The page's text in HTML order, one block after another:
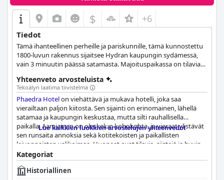
$ +6
Tiedot
Tämä ihanteellinen perheille ja pariskunnille, tämä kunnostettu
1800-luvun rakennus sijaitsee Hydran kaupungin sydämessä,
vain 3 minuutin päässä satamasta. Majoituspaikassa on tilavia
mukavuudet ja jotka on sisustettu tyylikkäästi, sekä
maisemalliset näkymät vuorille tai pääkaupunkiin. Sen
rauhallinen sijainti ja erinomainen palvelu tekevät vierailustanne
varmasti mahdollisimman rentouttavan ja mukavan.
Yhteenveto arvosteluista
Tekoälyn laatima tiivistelmä
Phaedra Hotelon viehättävä ja mukava hotelli, joka saa
vierailtaan paljon kiitosta. Sen sijainti on erinomainen, lähellä
satamaa ja kaupungin keskustaa, mutta silti rauhallisella
paikalla. Aamiainen on oleskelun kohokohta, ja vieraat ylistävät
sen runsaita annoksia sekä kotitekoisten ja paikallisten
leivonnaisten valikoimaa. Huoneet ovat tilavia, siistejä ja hyvin
hoidettuja, ja niissä on viehättävä sisustus ja kunnolliset
huonekalut. Henkilökunta on uskomattoman avuliasta,
ystävällistä ja vieraanvaraista, ja omistaja Hildaa kuvaillaan
Lue kaikkien luokkien arvostelujen yhteenvedot
Kategoriat
Historiallinen